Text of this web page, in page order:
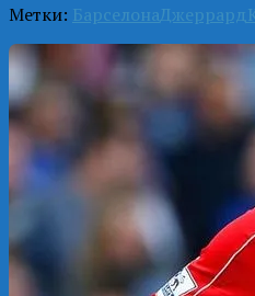
Метки: БарселонаДжеррард